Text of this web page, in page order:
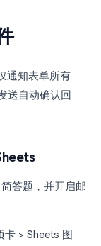
通知表单所有
送自动确认回
答题，并开启邮
卡 > Sheets 图